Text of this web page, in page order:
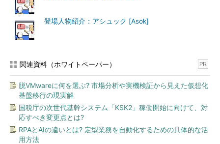
登場人物紹介：アシュック [Asok]
関連資料（ホワイトペーパー） PR
脱VMwareに何を選ぶ? 市場分析や実機検証から見えた仮想化
基盤移行の現実解
国税庁の次世代基幹システム「KSK2」稼働開始に向けて、対
応すべき変更点とは?
RPAとAIの違いとは? 定型業務を自動化するための具体的な活
用方法